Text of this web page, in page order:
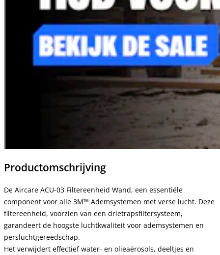
Productomschrijving
De Aircare ACU-03 Filtereenheid Wand, een essentiële
component voor alle 3M™ Ademsystemen met verse lucht. Deze
filtereenheid, voorzien van een drietrapsfiltersysteem,
garandeert de hoogste luchtkwaliteit voor ademsystemen en
persluchtgereedschap.
Het verwijdert effectief water- en olieaërosols, deeltjes en